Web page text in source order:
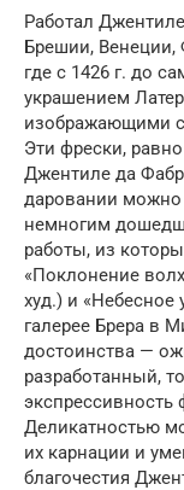
Работал
Брешии, Венеции,
где с 1426 г. до
украшением
изображающими
Эти фрески,
Джентиле да
даровании можно
немногим
работы, из
«Поклонение
худ.) и
галерее Брера в
достоинства —
разработанный,
экспрессивность
Деликатностью
их карнации и
благочестия